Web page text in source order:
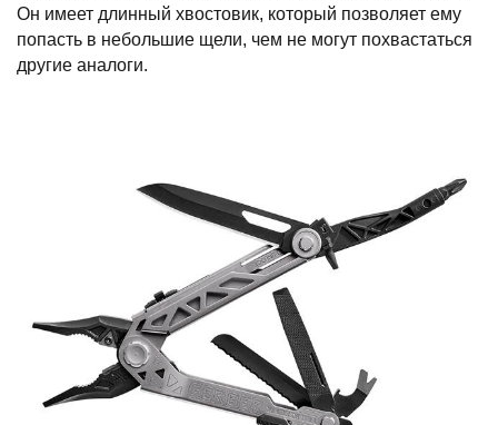
Он имеет длинный хвостовик, который позволяет ему
попасть в небольшие щели, чем не могут похвастаться
другие аналоги.